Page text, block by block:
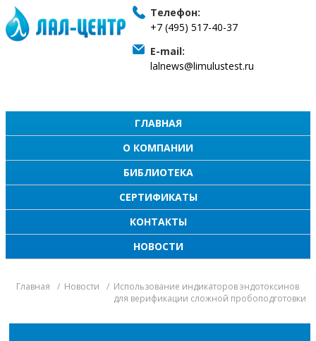
Телефон:
+7 (495) 517-40-37
E-mail:
lalnews@limulustest.ru
ГЛАВНАЯ
О КОМПАНИИ
БИБЛИОТЕКА
СЕРТИФИКАТЫ
КОНТАКТЫ
НОВОСТИ
Главная Новости
Использование индикаторов эндотоксинов
для верификации сложной пробоподготовки